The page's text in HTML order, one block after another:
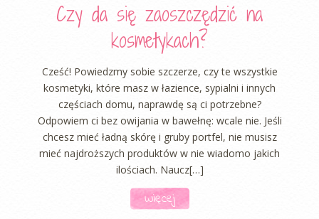
Czy da się zaoszczędzić na
kosmetykach?
Cześć! Powiedzmy sobie szczerze, czy te wszystkie
kosmetyki, które masz w łazience, sypialni i innych
częściach domu, naprawdę są ci potrzebne?
Odpowiem ci bez owijania w bawełnę: wcale nie. Jeśli
chcesz mieć ładną skórę i gruby portfel, nie musisz
mieć najdroższych produktów w nie wiadomo jakich
ilościach. Naucz[…]
Więcej